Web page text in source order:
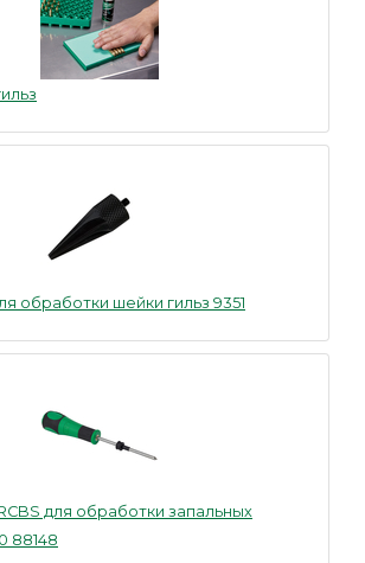
обработки шейки гильз 9351
для обработки запальных
88148